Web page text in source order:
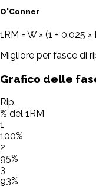
O'Conner
1RM = W × (1 + 0.025 ×
Migliore per fasce di
Grafico delle
Rip.
% del 1RM
1
100%
2
95%
3
93%